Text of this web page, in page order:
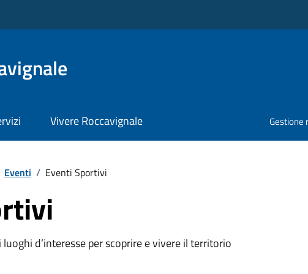
Vivere Roccavignale Gestione
Eventi / Eventi Sportivi
d’interesse per scoprire e vivere il territorio